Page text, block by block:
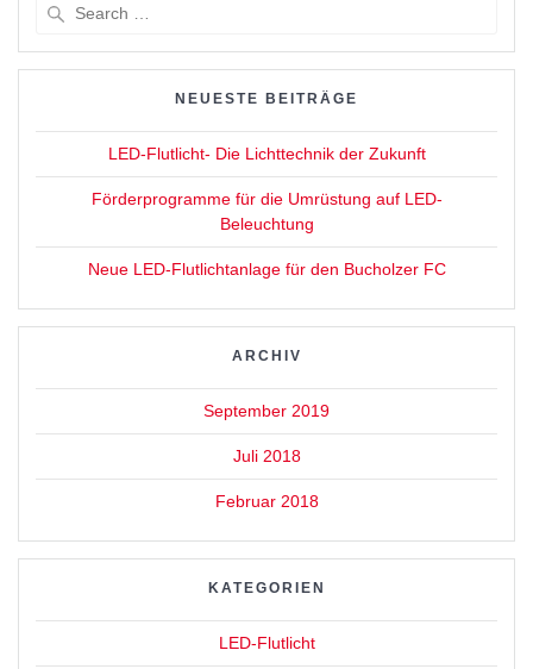
NEUESTE BEITRÄGE
LED-Flutlicht- Die Lichttechnik der Zukunft
Förderprogramme für die Umrüstung auf LED-
Beleuchtung
Neue LED-Flutlichtanlage für den Bucholzer FC
ARCHIV
September 2019
Juli 2018
Februar 2018
KATEGORIEN
LED-Flutlicht